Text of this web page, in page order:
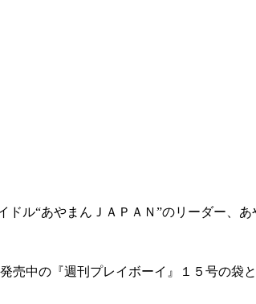
ドル“あやまんＪＡＰＡＮ”のリーダー、あ
売中の『週刊プレイボーイ』１５号の袋